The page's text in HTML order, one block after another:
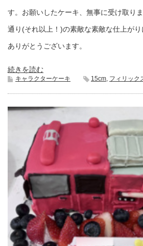
す。お願いしたケーキ、無事に受け取り
通り(それ以上！)の素敵な素敵な仕上がり
ありがとうございます。
続きを読む
キャラクターケーキ 15cm フィリック